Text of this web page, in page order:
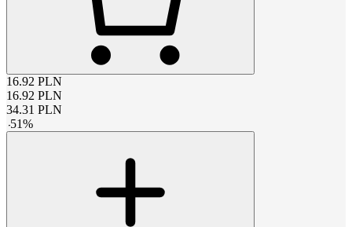
16.92 PLN
16.92 PLN
34.31 PLN
-51%